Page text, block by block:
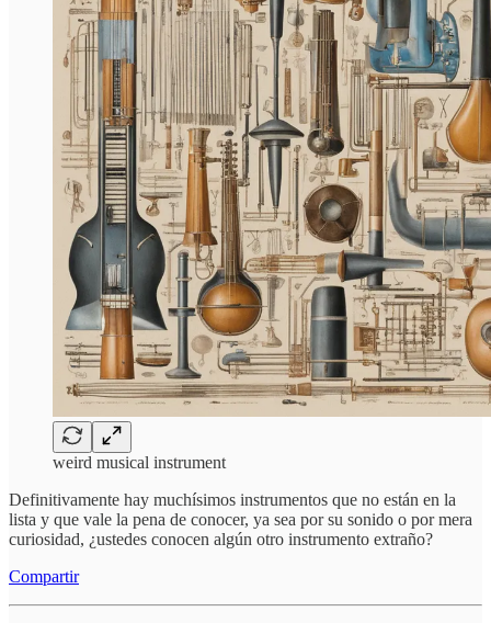
weird musical instrument
Definitivamente hay muchísimos instrumentos que no están en la
lista y que vale la pena de conocer, ya sea por su sonido o por mera
curiosidad, ¿ustedes conocen algún otro instrumento extraño?
Compartir